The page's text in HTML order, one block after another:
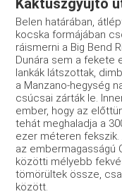
Kaktuszgyűjtő
Belen határában,
kocska formájában
ráismerni a Big Bend
Dunára sem a fekete
lankák látszottak,
a Manzano-hegység
csúcsai zárták le.
ember, hogy az
tehát meghaladja a
ezer méteren
az embermagasságú
közötti mélyebb
tömörültek össze,
között.